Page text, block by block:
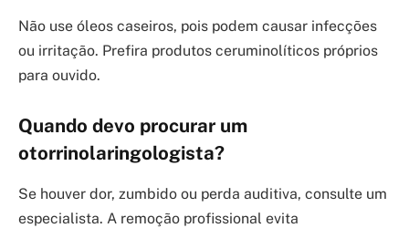
Não use óleos caseiros, pois podem causar infecções
ou irritação. Prefira produtos ceruminolíticos próprios
para ouvido.
Quando devo procurar um
otorrinolaringologista?
Se houver dor, zumbido ou perda auditiva, consulte um
especialista. A remoção profissional evita